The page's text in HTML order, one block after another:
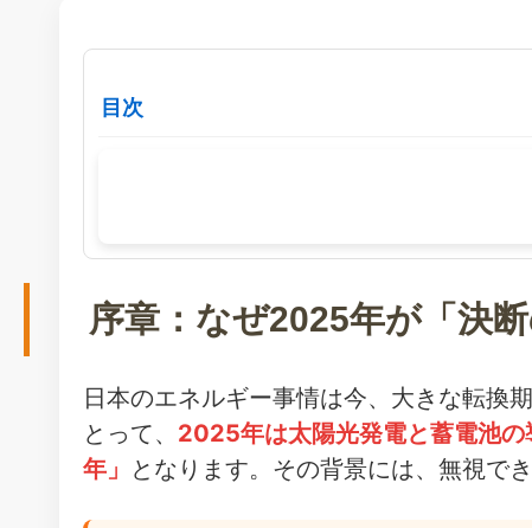
目次
序章：なぜ2025年が「決
日本のエネルギー事情は今、大きな転換
とって、 2025年は太陽光発電と蓄電池
年」 となります。その背景には、無視で